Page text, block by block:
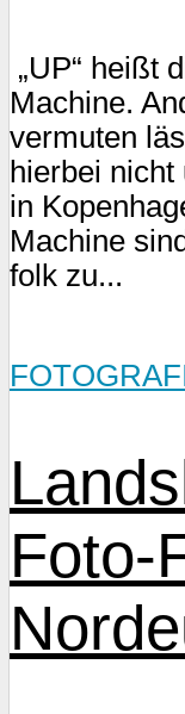
„UP“ heißt
Machine.
vermuten
hierbei
in
Machine
folk zu...
Foto-